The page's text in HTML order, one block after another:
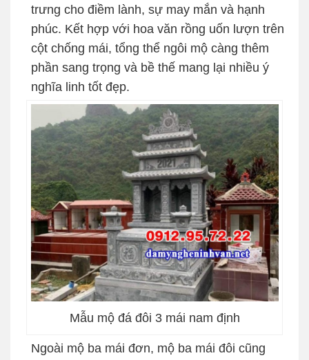
trưng cho điềm lành, sự may mắn và hạnh
phúc. Kết hợp với hoa văn rồng uốn lượn trên
cột chống mái, tổng thể ngôi mộ càng thêm
phần sang trọng và bề thế mang lại nhiều ý
nghĩa linh tốt đẹp.
Mẫu mộ đá đôi 3 mái nam định
Ngoài mộ ba mái đơn, mộ ba mái đôi cũng